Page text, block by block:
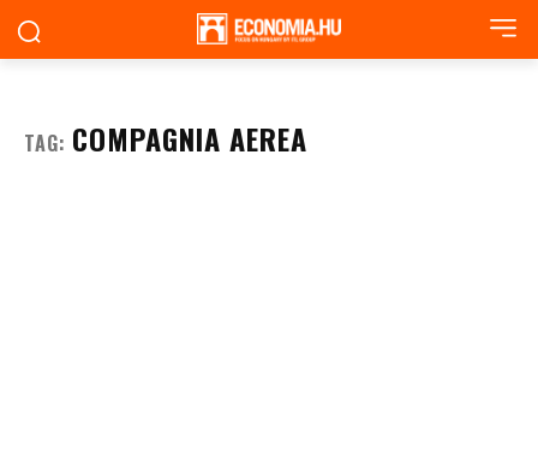
TAG: COMPAGNIA AEREA